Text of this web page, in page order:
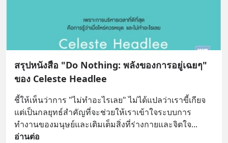
สรุปหนังสือ "Do Nothing: พลังของการอยู่เฉยๆ"
ของ Celeste Headlee
ชี้ให้เห็นว่าการ "ไม่ทำอะไรเลย" ไม่ได้แปลว่าเราขี้เกียจ
แต่เป็นกลยุทธ์สำคัญที่จะช่วยให้เราเข้าใจระบบการ
ทำงานของมนุษย์และเติมเต็มสิ่งที่ร่างกายและจิตใจ
อ่านต่อ